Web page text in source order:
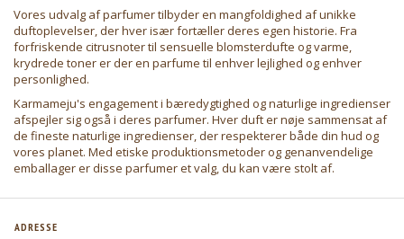
Vores udvalg afparfumertilbyder en mangfoldighed af unikke
duftoplevelser, der hver især fortæller deres egen historie. Fra
forfriskende citrusnoter til sensuelle blomsterdufte og varme,
krydrede toner er der en parfume til enhver lejlighed og enhver
personlighed.
Karmameju's engagement i bæredygtighed og naturlige ingredienser
afspejler sig også i deres parfumer. Hver duft er nøje sammensat af
de fineste naturlige ingredienser, der respekterer både din hud og
vores planet. Med etiske produktionsmetoder og genanvendelige
emballager er disse parfumer et valg, du kan være stolt af.
ADRESSE